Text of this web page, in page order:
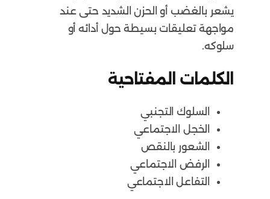
يشعر بالغضب أو الحزن الشديد حتى عند
مواجهة تعليقات بسيطة حول أدائه أو
سلوكه.
الكلمات المفتاحية
السلوك التجنبي
الخجل الاجتماعي
الشعور بالنقص
الرفض الاجتماعي
التفاعل الاجتماعي